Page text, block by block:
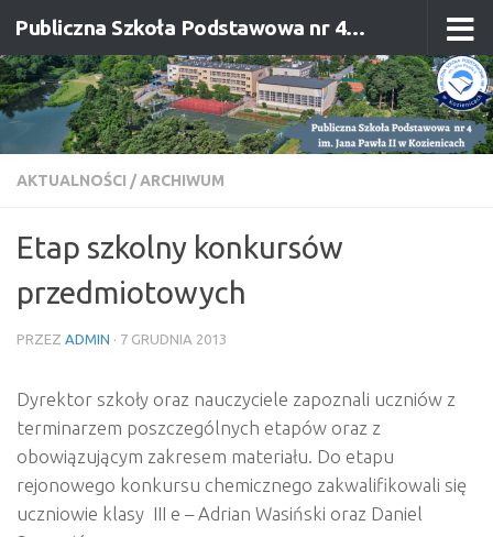
Przejdź do treści Publiczna Szkoła Podstawowa nr 4 im. Jana Pawła II w Kozienicach
AKTUALNOŚCI /ARCHIWUM
Etap szkolny konkursów
przedmiotowych
PRZEZ ADMIN · 7 GRUDNIA 2013
Dyrektor szkoły oraz nauczyciele zapoznali uczniów z
terminarzem poszczególnych etapów oraz z
obowiązującym zakresem materiału. Do etapu
rejonowego konkursu chemicznego zakwalifikowali się
uczniowie klasy III e – Adrian Wasiński oraz Daniel